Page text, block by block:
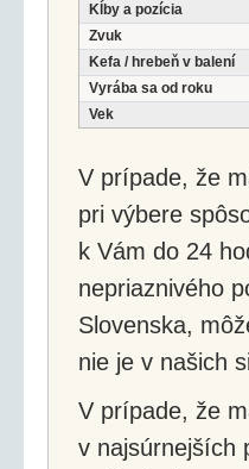
Kĺby a pozícia
Zvuk
Kefa / hrebeň v balení
Vyrába sa od roku
Vek
V prípade, že
pri výbere
k Vám do 24
nepriaznivého
Slovenska,
nie je v našich
V prípade, že
v najsúrnejších